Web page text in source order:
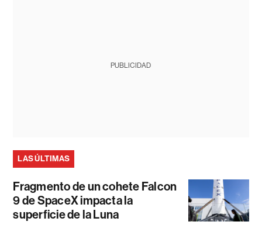
PUBLICIDAD
LAS ÚLTIMAS
Fragmento de un cohete Falcon
9 de SpaceX impacta la
superficie de la Luna